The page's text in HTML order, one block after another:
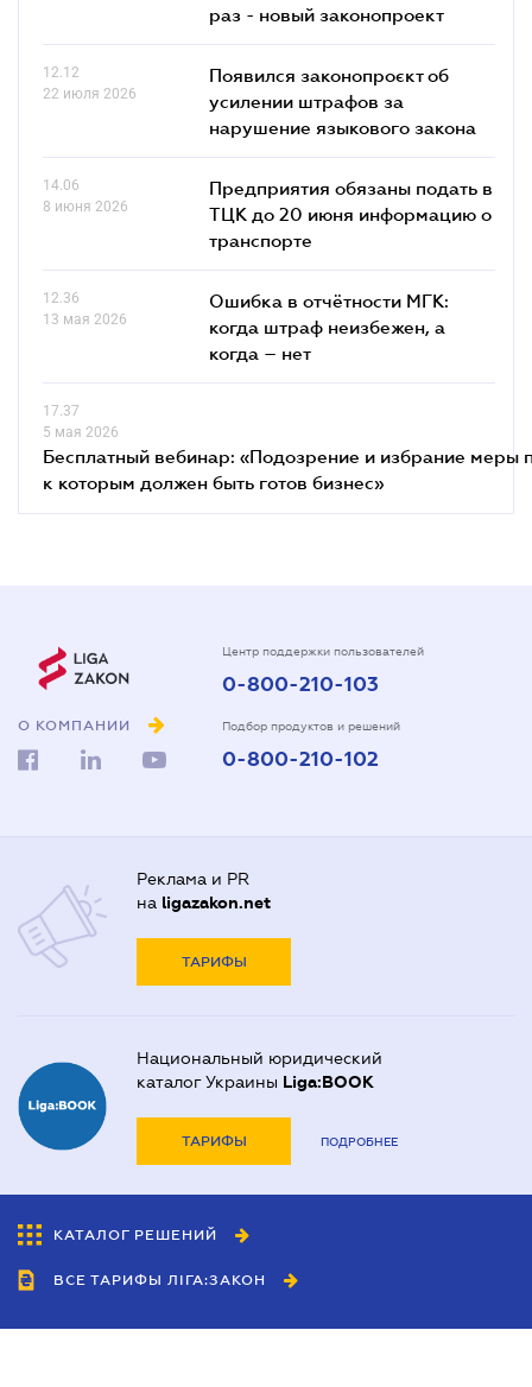
раз - новый законопроект
12.12
22 июля 2026
Появился законопроєкт об
усилении штрафов за
нарушение языкового закона
14.06
8 июня 2026
Предприятия обязаны подать в
ТЦК до 20 июня информацию о
транспорте
12.36
13 мая 2026
Ошибка в отчётности МГК:
когда штраф неизбежен, а
когда – нет
17.37
5 мая 2026
Бесплатный вебинар: «Подозрение и избрание меры
к которым должен быть готов бизнес»
О КОМПАНИИ
Центр поддержки пользователей
0-800-210-103
Подбор продуктов и решений
0-800-210-102
Реклама и PR
на ligazakon.net
ТАРИФЫ
Национальный юридический
каталог Украины Liga:BOOK
ТАРИФЫ ПОДРОБНЕЕ
КАТАЛОГ РЕШЕНИЙ
ВСЕ ТАРИФЫ ЛІГА:ЗАКОН